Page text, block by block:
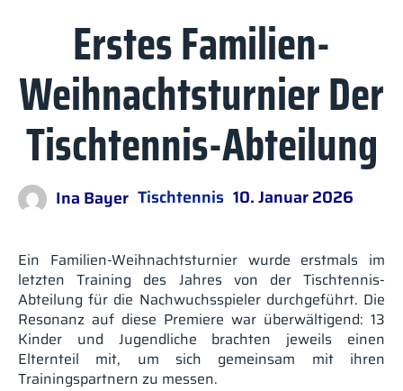
Erstes Familien-
Weihnachtsturnier Der
Tischtennis-Abteilung
Ina Bayer Tischtennis 10. Januar 2026
Ein Familien-Weihnachtsturnier wurde erstmals im
letzten Training des Jahres von der Tischtennis-
Abteilung für die Nachwuchsspieler durchgeführt. Die
Resonanz auf diese Premiere war überwältigend: 13
Kinder und Jugendliche brachten jeweils einen
Elternteil mit, um sich gemeinsam mit ihren
Trainingspartnern zu messen.